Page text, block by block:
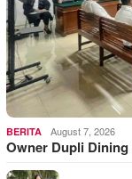
BERITA August 7, 2026
Owner Dupli